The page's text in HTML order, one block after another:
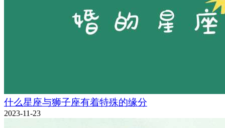
什么星座与狮子座有着特殊的缘分
2023-11-23